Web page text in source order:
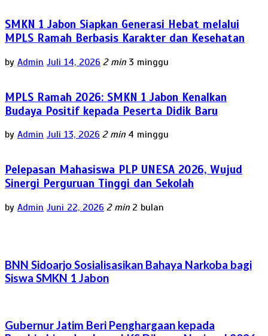
SMKN 1 Jabon Siapkan Generasi Hebat melalui
MPLS Ramah Berbasis Karakter dan Kesehatan
by Admin Juli 14, 2026 2 min 3 minggu
MPLS Ramah 2026: SMKN 1 Jabon Kenalkan
Budaya Positif kepada Peserta Didik Baru
by Admin Juli 13, 2026 2 min 4 minggu
Pelepasan Mahasiswa PLP UNESA 2026, Wujud
Sinergi Perguruan Tinggi dan Sekolah
by Admin Juni 22, 2026 2 min 2 bulan
BNN Sidoarjo Sosialisasikan Bahaya Narkoba bagi
Siswa SMKN 1 Jabon
Gubernur Jatim Beri Penghargaan kepada